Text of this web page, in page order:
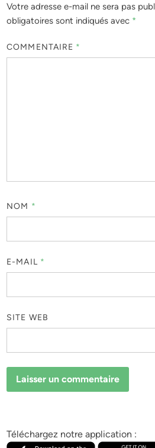
Votre adresse e-mail ne sera pas
obligatoires sont indiqués avec *
COMMENTAIRE *
NOM *
E-MAIL *
SITE WEB
Téléchargez notre application :